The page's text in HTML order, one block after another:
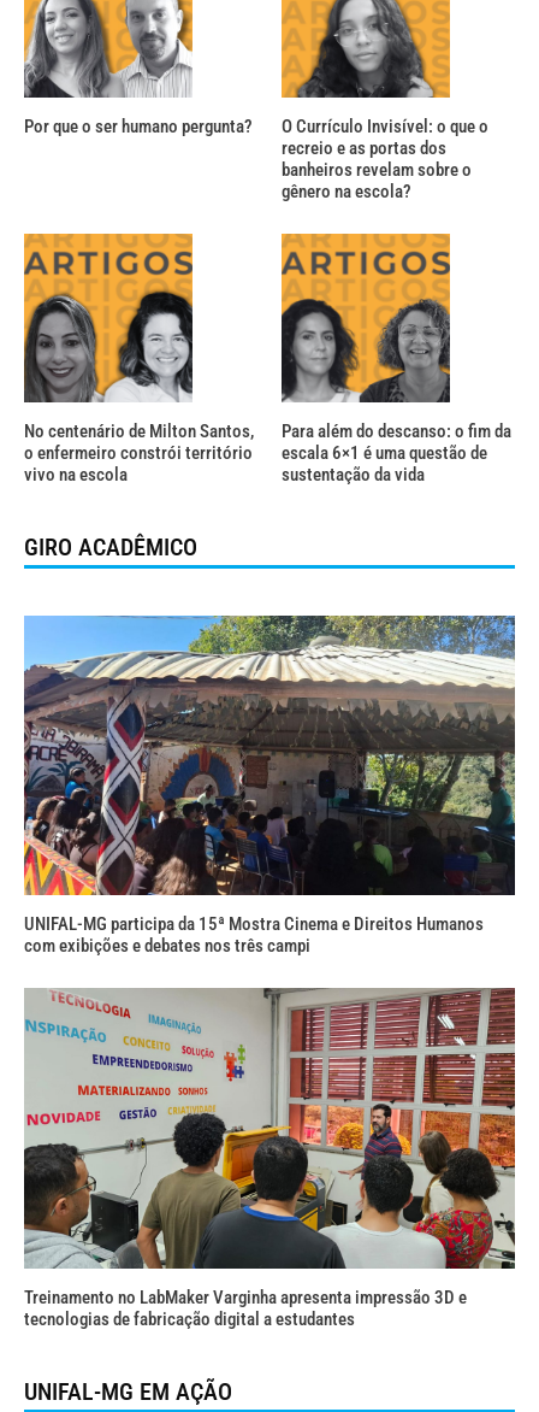
Por que o ser humano pergunta?
O Currículo Invisível: o que o
recreio e as portas dos
banheiros revelam sobre o
gênero na escola?
No centenário de Milton Santos,
o enfermeiro constrói território
vivo na escola
Para além do descanso: o fim da
escala 6×1 é uma questão de
sustentação da vida
GIRO ACADÊMICO
UNIFAL-MG participa da 15ª Mostra Cinema e Direitos Humanos
com exibições e debates nos três campi
Treinamento no LabMaker Varginha apresenta impressão 3D e
tecnologias de fabricação digital a estudantes
UNIFAL-MG EM AÇÃO